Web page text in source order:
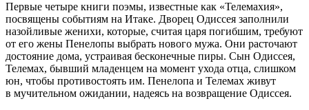
Первые четыре книги поэмы, известные как «Телемахия»,
посвящены событиям на Итаке. Дворец Одиссея заполнили
назойливые женихи, которые, считая царя погибшим, требуют
от его жены Пенелопы выбрать нового мужа. Они расточают
достояние дома, устраивая бесконечные пиры. Сын Одиссея,
Телемах, бывший младенцем на момент ухода отца, слишком
юн, чтобы противостоять им. Пенелопа и Телемах живут
в мучительном ожидании, надеясь на возвращение Одиссея.